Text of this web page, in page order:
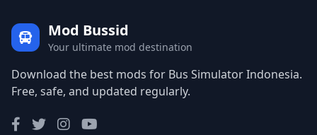
Mod Bussid
Your ultimate mod destination
Download the best mods for Bus Simulator Indonesia.
Free, safe, and updated regularly.